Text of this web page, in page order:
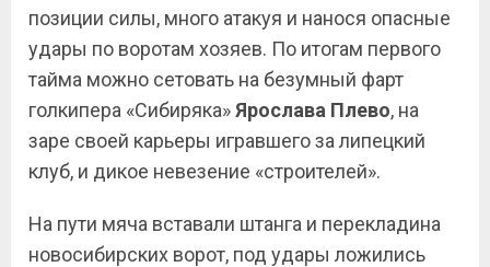
позиции силы, много атакуя и нанося опасные
удары по воротам хозяев. По итогам первого
тайма можно сетовать на безумный фарт
голкипера «Сибиряка» Ярослава Плево, на
заре своей карьеры игравшего за липецкий
клуб, и дикое невезение «строителей».
На пути мяча вставали штанга и перекладина
новосибирских ворот, под удары ложились